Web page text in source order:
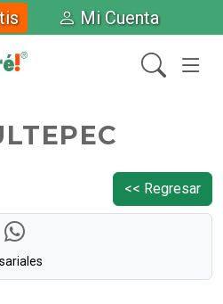
Mi Cuenta
<< Regresar